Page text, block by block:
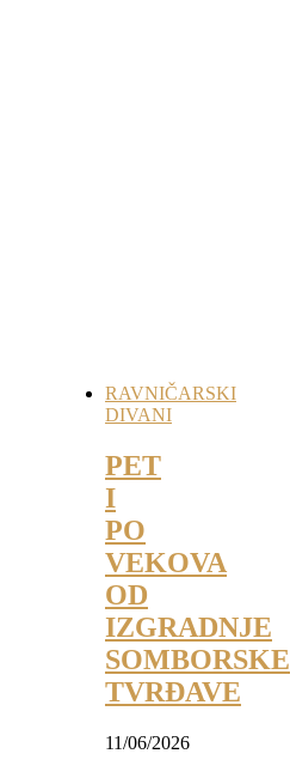
RAVNIČARSKI
DIVANI
PET
I
PO
VEKOVA
OD
IZGRADNJE
SOMBORSKE
TVRĐAVE
11/06/2026